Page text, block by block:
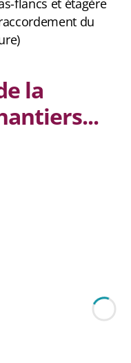
flancs et étagère
du
la